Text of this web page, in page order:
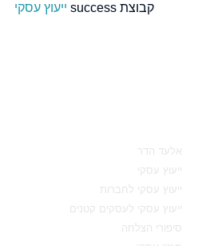
קבוצת success
ייעוץ עסקי
אלעד הדר
ייעוץ עסקי
ייעוץ עסקי לחברות
ייעוץ עסקי לעסקים קטנים
סיפורי הצלחה